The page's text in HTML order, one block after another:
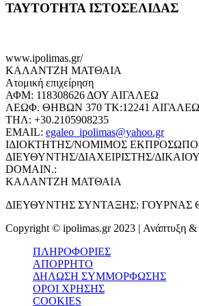
ΤΑΥΤΟΤΗΤΑ ΙΣΤΟΣΕΛΙΔΑΣ
www.ipolimas.gr/
ΚΑΛΑΝΤΖΗ ΜΑΤΘΑΙΑ
Ατομική επιχείρηση
ΑΦΜ: 118308626 ΔΟΥ ΑΙΓΑΛΕΩ
ΛΕΩΦ. ΘΗΒΩΝ 370 ΤΚ:12241 ΑΙΓΑΛΕΩ
ΤΗΛ: +30.2105908235
EMAIL: egaleo_ipolimas@yahoo.gr
ΙΔΙΟΚΤΗΤΗΣ/ΝΟΜΙΜΟΣ
ΔΙΕΥΘΥΝΤΗΣ/ΔΙΑΧΕΙΡΙΣΤΗΣ/
DOMAIN.:
ΚΑΛΑΝΤΖΗ ΜΑΤΘΑΙΑ
ΔΙΕΥΘΥΝΤΗΣ ΣΥΝΤΑΞΗΣ: ΓΟΥΡΝΑΣ
Copyright © ipolimas.gr 2023 | Ανάπτυξη
ΠΛΗΡΟΦΟΡΙΕΣ
ΑΠΟΡΡΗΤΟ
ΔΗΛΩΣΗ ΣΥΜΜΟΡΦΩΣΗΣ
ΟΡΟΙ ΧΡΗΣΗΣ
COOKIES